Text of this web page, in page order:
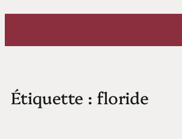
Aller
contenu
Étiquette : floride